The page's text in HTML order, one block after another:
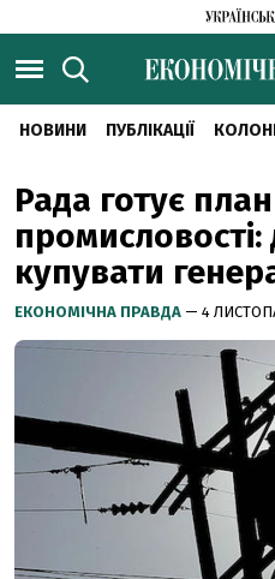
НОВИНИ ПУБЛІКАЦІЇ
Рада готує
промисловості:
купувати
ЕКОНОМІЧНА ПРАВДА — 4